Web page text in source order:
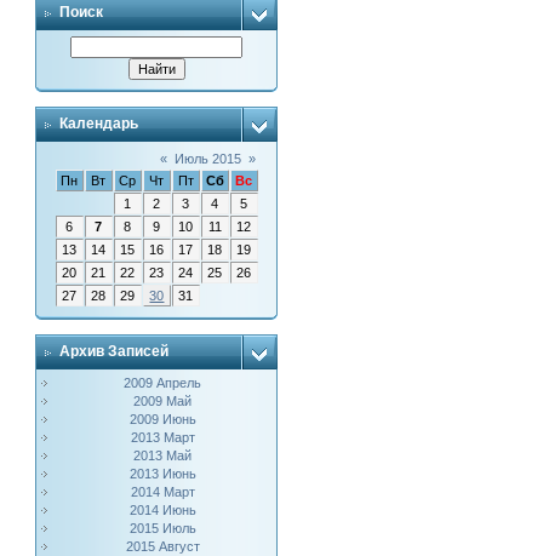
Поиск
Календарь
« Июль 2015 »
Пн
Вт Ср Чт Пт Сб
Вс
1
2 3 4
5
6
7 8 9 10 11
12
13
14 15 16 17 18
19
20
21 22 23 24 25
26
27
28 29 30 31
Архив Записей
2009 Апрель
2009 Май
2009 Июнь
2013 Март
2013 Май
2013 Июнь
2014 Март
2014 Июнь
2015 Июль
2015 Август